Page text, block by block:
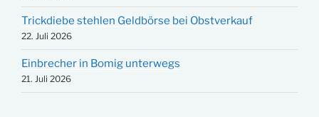
Trickdiebe stehlen Geldbörse bei Obstverkauf
22. Juli 2026
Einbrecher in Bomig unterwegs
21. Juli 2026